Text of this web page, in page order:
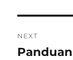
NEXT
Next